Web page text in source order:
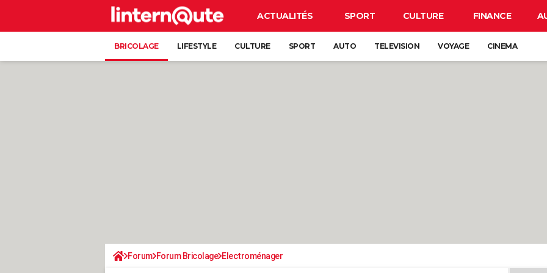
ACTUALITÉS SPORT CULTURE FINANCE
BRICOLAGE LIFESTYLE CULTURE SPORT AUTO TELEVISION VOYAGE CINEMA
Forum Forum Bricolage Electroménager